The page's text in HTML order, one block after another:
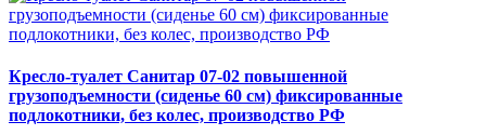
Кресло-туалет Санитар 07-02 повышенной
грузоподъемности (сиденье 60 см) фиксированные
подлокотники, без колес, производство РФ